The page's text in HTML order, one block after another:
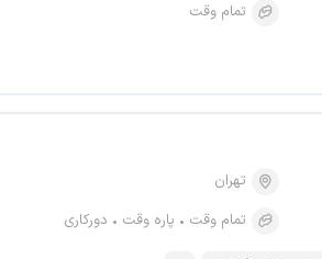
تمام وقت
تهران
تمام وقت
پاره وقت دورکاری